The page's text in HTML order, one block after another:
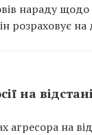
нараду
розраховує
на
на